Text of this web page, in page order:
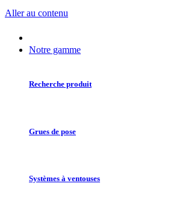
Aller au contenu
Notre gamme
Recherche produit
Grues de pose
Systèmes à ventouses